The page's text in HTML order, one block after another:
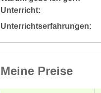
Unterricht:
Unterrichtserfahrungen:
Meine Preise